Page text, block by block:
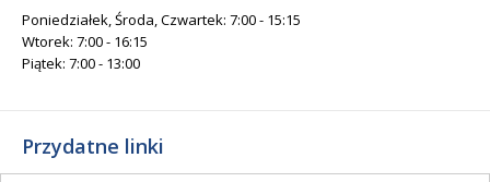
Poniedziałek, Środa, Czwartek: 7:00 - 15:15
Wtorek: 7:00 - 16:15
Piątek: 7:00 - 13:00
Przydatne linki